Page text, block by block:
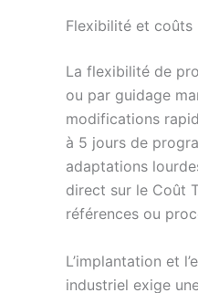
Flexibilité et coûts
La flexibilité de
ou par guidage
modifications
à 5 jours de
adaptations
direct sur le Coût
références ou
L’implantation et
industriel exige